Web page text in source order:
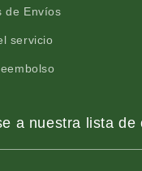
de Envíos
servicio
a nuestra lista de